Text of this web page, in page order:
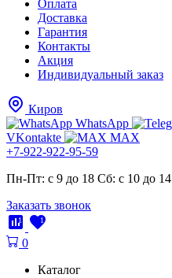
Оплата
Доставка
Гарантия
Контакты
Акция
Индивидуальный заказ
Киров
WhatsApp
VKontakte
MAX
+7-922-922-95-59
Пн-Пт: с 9 до 18 Cб: с 10 до 14
Заказать звонок
1 1
0
Каталог